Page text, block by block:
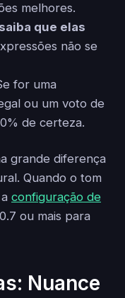
melhores.
que elas
não se
for uma
ou um voto de
de certeza.
grande diferença
Quando o tom
configuração de
ou mais para
Nuance